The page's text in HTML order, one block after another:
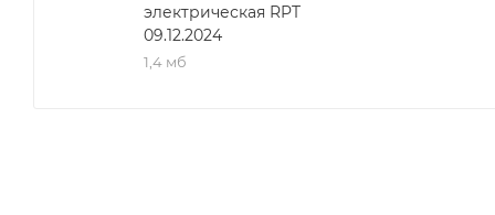
электрическая RPT
09.12.2024
1,4 мб